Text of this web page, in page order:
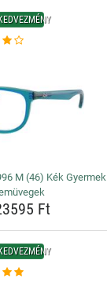
KEDVEZMÉNY
M (46) Kék Gyermek
Ft
KEDVEZMÉNY